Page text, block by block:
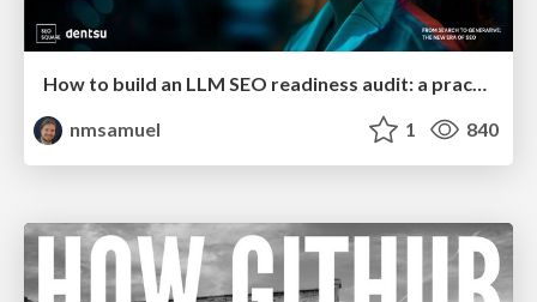
How to build an LLM SEO readiness audit: a practical framework
nmsamuel
1 840